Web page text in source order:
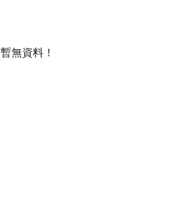
暫無資料！